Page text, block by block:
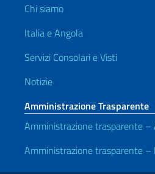
Chi siamo
Italia e Angola
Servizi Consolari e Visti
Notizie
Amministrazione Trasparente
Amministrazione trasparente –
Amministrazione trasparente –